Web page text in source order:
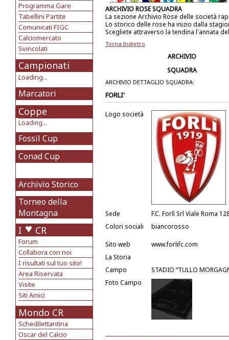
Programma Gare
Tabellini Partite
Comunicati FIGC
Calciomercato
Svincolati
Campionati
Loading...
Marcatori
Coppe
Loading...
Fossil Cup
Conad Cup
Archivio Storico
Torneo della
Montagna
I CR
Forum
Collabora con noi
I risultati sul tuo sito!
Area Riservata
Visite
Siti Amici
Mondo CR
Schedilettantina
Oscar del Calcio
ARCHIVIO ROSE SQUADRA
La sezione Archivio Rose delle società
Lo storico delle rose ha inizio dalla
Scegliete attraverso la tendina l'annata
Torna Indietro
ARCHIVIO
SQUADRA
ARCHIVIO DETTAGLIO SQUADRA:
FORLI'
Logo società
Sede
F.C. Forlì Srl Viale Roma
Colori sociali
biancorosso
Sito web
www.forlifc.com
La Storia
Campo
STADIO “TULLO
Foto Campo